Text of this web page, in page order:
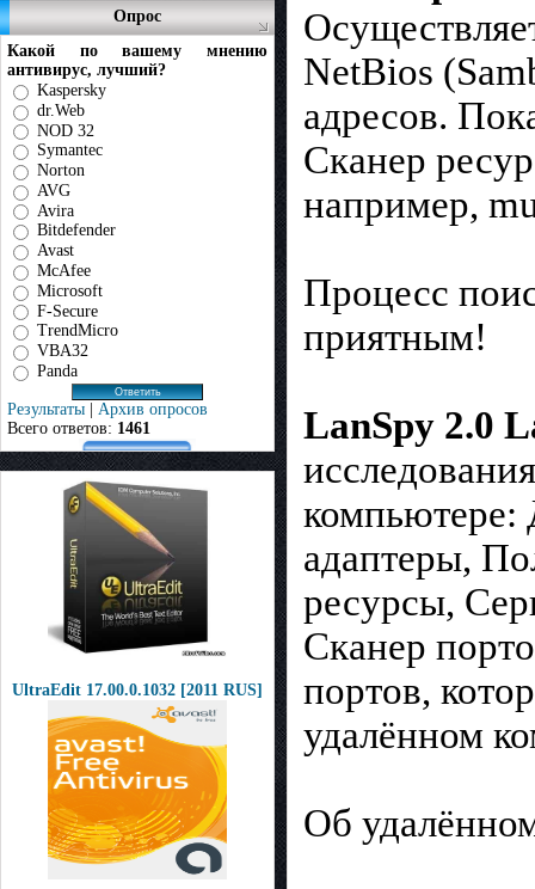
Опрос
Какой по вашему мнению
антивирус, лучший?
Kaspersky
dr.Web
NOD 32
Symantec
Norton
AVG
Avira
Bitdefender
Avast
McAfee
Microsoft
F-Secure
TrendMicro
VBA32
Panda
Результаты | Архив опросов
Всего ответов: 1461
UltraEdit 17.00.0.1032 [2011 RUS]
NetBios
адресов.
Сканер
например,
Процесс
приятным!
LanSpy 2.0
компьютере:
адаптеры,
ресурсы,
Сканер
портов,
удалённом
Об